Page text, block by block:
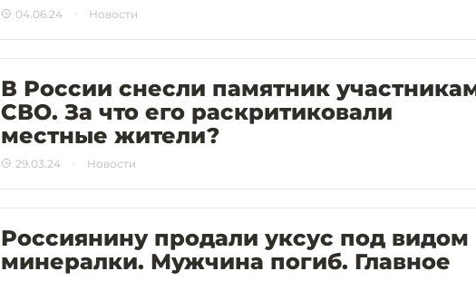
04.06.24 Новости
В России снесли памятник
СВО. За что его раскритиковали
местные жители?
29.03.24 Новости
Россиянину продали уксус под видом
минералки. Мужчина погиб. Главное